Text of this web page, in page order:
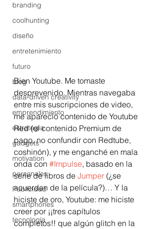
branding
coolhunting
diseño
entretenimiento
futuro
blog
data-driven creativity
emprendimiento
estrategia
gadgets
motivation
personales
Publicidad
smartphones
tecnología
Bien Youtube. Me tomaste
desprevenido. Mientras navegaba
entre mis suscripciones de video,
me apareció contenido de Youtube
Red (el contenido Premium de
pago, no confundir con Redtube,
coshinón), y me enganché en mala
onda con #Impulse, basado en la
serie de libros de Jumper (¿se
acuerdan de la película?)… Y la
hiciste de oro, Youtube: me hiciste
creer por ¡¡tres capítulos
completos!! que algún glitch en la